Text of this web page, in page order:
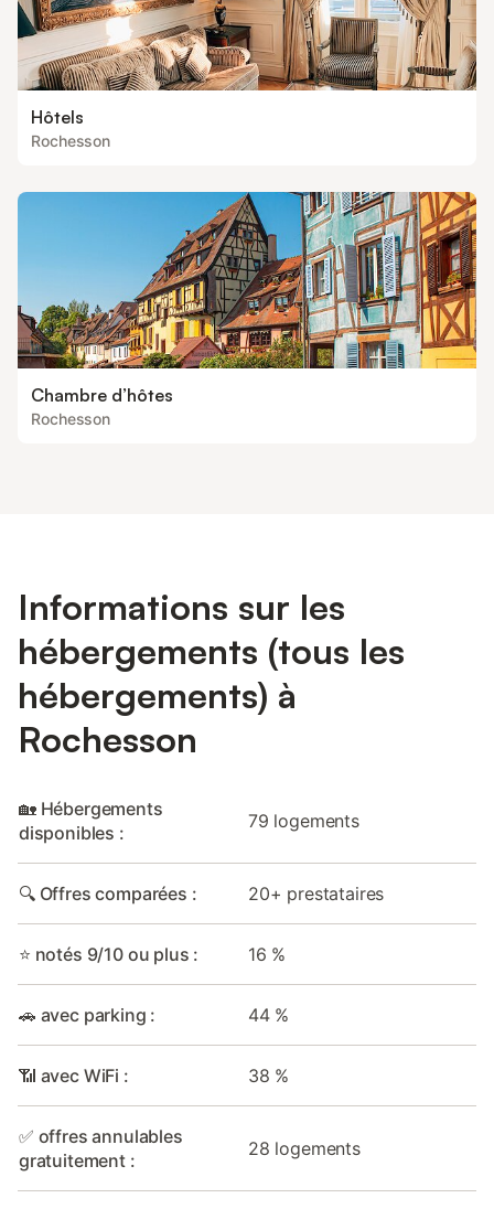
Hôtels
Rochesson
Chambre d’hôtes
Rochesson
Informations sur les
hébergements (tous les
hébergements) à
Rochesson
🏡 Hébergements
disponibles :
79 logements
🔍 Offres comparées : 20+ prestataires
⭐ notés 9/10 ou plus : 16 %
🚗 avec parking : 44 %
📶 avec WiFi : 38 %
✅ offres annulables
gratuitement :
28 logements